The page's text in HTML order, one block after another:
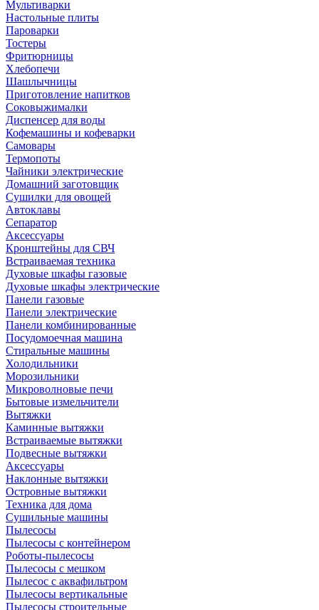
Мультиварки
Настольные плиты
Пароварки
Тостеры
Фритюрницы
Хлебопечи
Шашлычницы
Приготовление напитков
Соковыжималки
Диспенсер для воды
Кофемашины и кофеварки
Самовары
Термопоты
Чайники электрические
Домашний заготовщик
Сушилки для овощей
Автоклавы
Сепаратор
Аксессуары
Кронштейны для СВЧ
Встраиваемая техника
Духовые шкафы газовые
Духовые шкафы электрические
Панели газовые
Панели электрические
Панели комбинированные
Посудомоечная машина
Стиральные машины
Холодильники
Морозильники
Микроволновые печи
Бытовые измельчители
Вытяжки
Каминные вытяжки
Встраиваемые вытяжки
Подвесные вытяжки
Аксессуары
Наклонные вытяжки
Островные вытяжки
Техника для дома
Сушильные машины
Пылесосы
Пылесосы с контейнером
Роботы-пылесосы
Пылесосы с мешком
Пылесос с аквафильтром
Пылесосы вертикальные
Пылесосы строительные